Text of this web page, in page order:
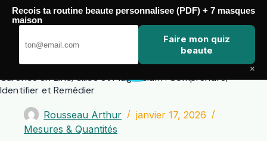
Passer
contenu
Carence en Zinc, Silice et Magnésium : Comprendre,
Identifier et Remédier
Rousseau Arthur
janvier 17, 2026
Mesures & Quantités
Recois ta routine beaute personnalisee (PDF) + 7 masques
maison
Faire mon quiz
beaute
×